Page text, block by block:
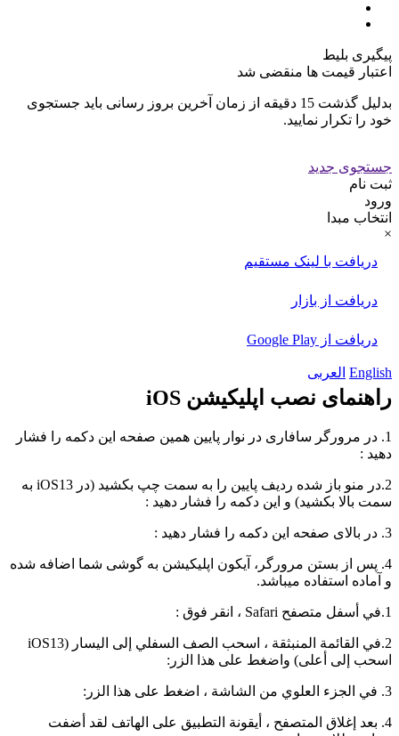
پیگیری بلیط
اعتبار قیمت ها منقضی شد
بدلیل گذشت 15 دقیقه از زمان آخرین بروز رسانی باید جستجوی
خود را تکرار نمایید.
جستجوی جدید
ثبت نام
ورود
انتخاب مبدا
×
دریافت با لینک مستقیم
دریافت از بازار
دریافت از Google Play
English العربی
راهنمای نصب اپلیکیشن iOS
1. در مرورگر سافاری در نوار پایین همین صفحه این دکمه را فشار
دهید :
2.در منو باز شده ردیف پایین را به سمت چپ بکشید (در iOS13 به
سمت بالا بکشید) و این دکمه را فشار دهید :
3. در بالای صفحه این دکمه را فشار دهید :
4. پس از بستن مرورگر، آیکون اپلیکیشن به گوشی شما اضافه شده
و آماده استفاده میباشد.
1.في أسفل متصفح Safari ، انقر فوق :
2.في القائمة المنبثقة ، اسحب الصف السفلي إلى اليسار (iOS13
اسحب إلى أعلى) واضغط على هذا الزر:
3. في الجزء العلوي من الشاشة ، اضغط على هذا الزر:
4. بعد إغلاق المتصفح ، أيقونة التطبيق على الهاتف لقد أضفت